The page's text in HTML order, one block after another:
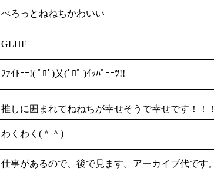
ぺろっとねねちかわいい
GLHF
ﾌｧｲﾄｰｰ!( ﾟﾛﾟ)乂(ﾟﾛﾟ )ｲｯﾊﾟｰｰﾂ!!
推しに囲まれてねねちが幸せそうで幸せです！！！
わくわく(＾＾)
仕事があるので、後で見ます。アーカイブ代です。